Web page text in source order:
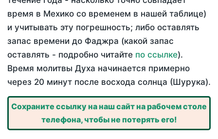
время в Мехико со временем в нашей таблице)
и учитывать эту погрешность; либо оставлять
запас времени до Фаджра (какой запас
оставлять - подробно читайте по ссылке).
Время молитвы Духа начинается примерно
через 20 минут после восхода солнца (Шурука).
Сохраните ссылку на наш сайт на рабочем столе
телефона, чтобы не потерять его!